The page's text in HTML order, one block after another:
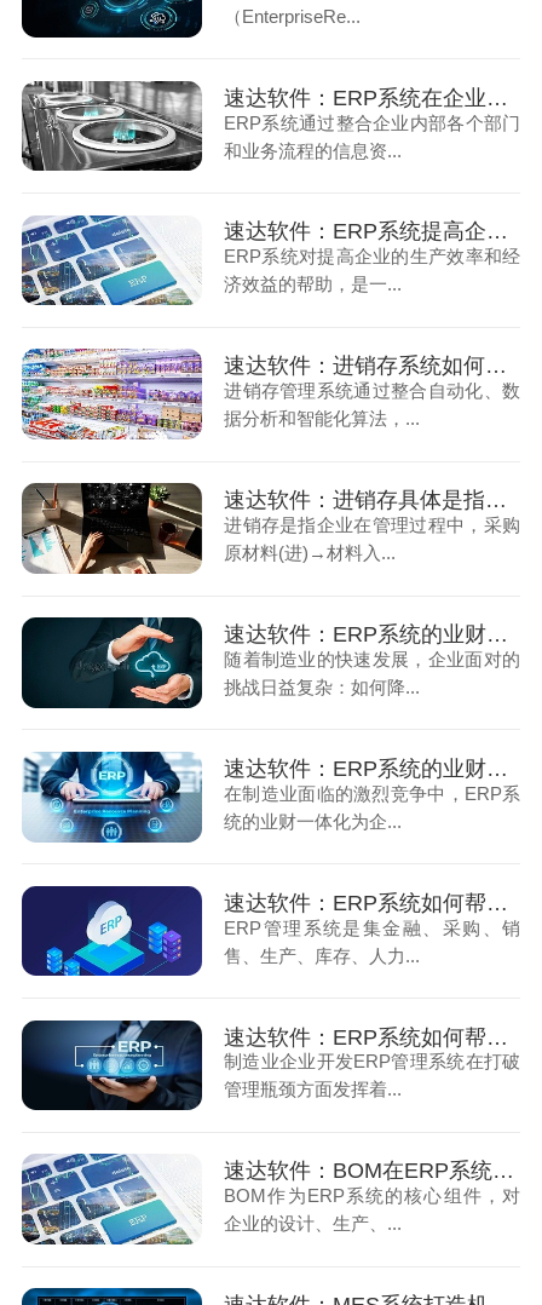
（EnterpriseRe...
速达软件：ERP系统在企业管理中的应用
ERP系统通过整合企业内部各个部门
和业务流程的信息资...
速达软件：ERP系统提高企业的生产效率
ERP系统对提高企业的生产效率和经
济效益的帮助，是一...
速达软件：进销存系统如何实现智能化管理
进销存管理系统通过整合自动化、数
据分析和智能化算法，...
速达软件：进销存具体是指什么
进销存是指企业在管理过程中，采购
原材料(进)→材料入...
速达软件：ERP系统的业财一体化助力企业精益管理（上）
随着制造业的快速发展，企业面对的
挑战日益复杂：如何降...
速达软件：ERP系统的业财一体化助力企业精益管理（下）
在制造业面临的激烈竞争中，ERP系
统的业财一体化为企...
速达软件：ERP系统如何帮助制造企业高效提升运营效率（1）
ERP管理系统是集金融、采购、销
售、生产、库存、人力...
速达软件：ERP系统如何帮助制造企业高效提升运营效率（2）
制造业企业开发ERP管理系统在打破
管理瓶颈方面发挥着...
速达软件：BOM在ERP系统中的作用
BOM作为ERP系统的核心组件，对
企业的设计、生产、...